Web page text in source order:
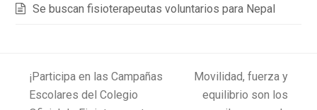
Se buscan fisioterapeutas voluntarios para Nepal
¡Participa en las Campañas
Escolares del Colegio
Movilidad, fuerza y
equilibrio son los